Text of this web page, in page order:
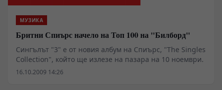
МУЗИКА
Бритни Спиърс начело на Топ 100 на "Билборд"
Сингълът "3" е от новия албум на Спиърс, "The Singles
Collection", който ще излезе на пазара на 10 ноември.
16.10.2009 14:26